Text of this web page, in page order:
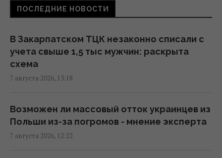
Адвокат поставил под сомнение
вертикали в деле Галущенко
10:59 пятница, 07 августа 2026
Угроза – баллистика: можно ли уничтожить
10:54 пятница, 07 августа 2026
Дроны поразили склад Wildberries в
ПОСЛЕДНИЕ НОВОСТИ
В Закарпатском ТЦК незаконно списали с
учета свыше 1,5 тыс мужчин: раскрыта
схема
7 августа 2026, 13:18
Возможен ли массовый отток украинцев из
Польши из-за погромов - мнение эксперта
7 августа 2026, 12:22